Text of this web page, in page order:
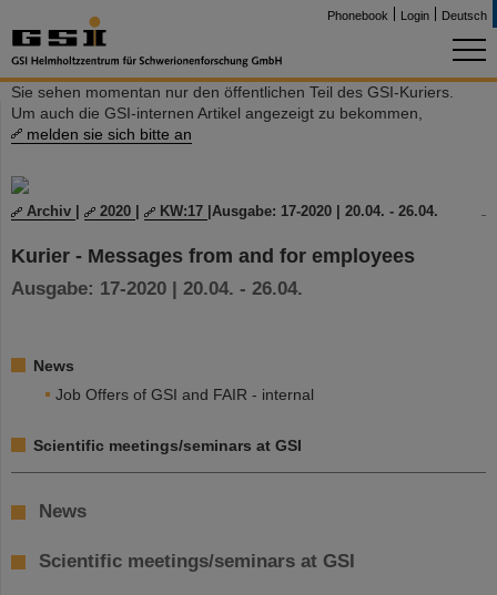
Phonebook Login Deutsch
Sie sehen momentan nur den öffentlichen Teil des GSI-Kuriers.
Um auch die GSI-internen Artikel angezeigt zu bekommen,
melden sie sich bitte an
Archiv 2020 KW:17 Ausgabe: 17-2020 | 20.04. - 26.04.
Kurier - Messages from and for employees
Ausgabe: 17-2020 | 20.04. - 26.04.
News
Job Offers of GSI and FAIR - internal
Scientific meetings/seminars at GSI
News
Scientific meetings/seminars at GSI